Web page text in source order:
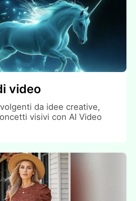
video
da idee creative,
visivi con AI Video